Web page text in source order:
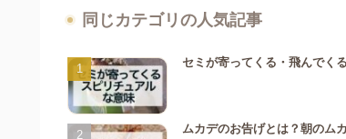
同じカテゴリの人気記事
セミが寄ってくる・飛んでく
ムカデのお告げとは？朝のム